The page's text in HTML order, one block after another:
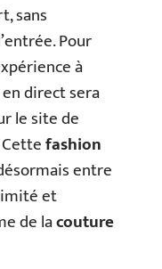
sans
Pour
à
direct sera
le site de
fashion
entre
et
de lacouture